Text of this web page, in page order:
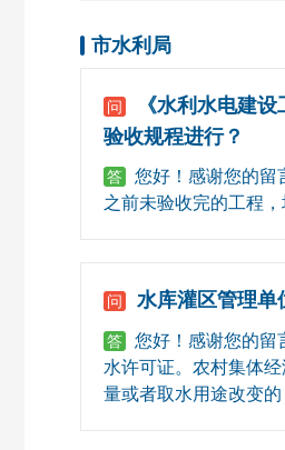
市水利局
问
《水利水电建设
验收规程进行？
答
您好！感谢您的
之前未验收完的工程
问 水库灌区管理单
答
您好！感谢您的留
水许可证。农村集体
量或者取水用途改变